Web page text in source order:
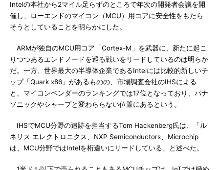
Intelの本社から2マイル足らずのところで年次の開発者会議を開
催し、ローエンドのマイコン（MCU）用コアに安全性をもたら
そうとしていることを明らかにした。
ARMが独自のMCU用コア「Cortex-M」を武器に、新たに起こ
りつつあるエンドノードを巡る戦いをリードしているのは明らか
だ。一方、世界最大の半導体企業であるIntelには比較的新しいチ
ップ「Quark x86」があるものの、市場調査会社のIHSによる
と、マイコンベンダーのランキングでは17位となっており、パナ
ソニックやシャープと変わららない位置にあるという。
IHSでMCU分野の追跡を担当するTom Hackenberg氏は、「ル
ネサス エレクトロニクス、NXP Semiconductors、Microchip
は、MCU分野ではIntelを桁違いにリードしている」と述べた。